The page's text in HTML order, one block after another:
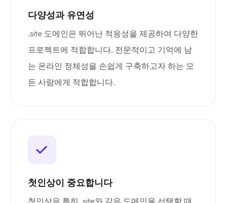
다양성과 유연성
.site 도메인은 뛰어난 적응성을 제공하여 다양한
프로젝트에 적합합니다. 전문적이고 기억에 남
는 온라인 정체성을 손쉽게 구축하고자 하는 모
든 사람에게 적합합니다.
첫인상이 중요합니다